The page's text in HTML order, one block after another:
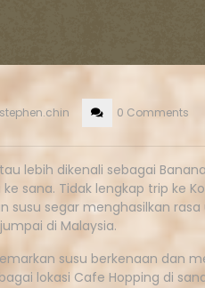
stephen.chin 0 Comments
lebih dikenali sebagai
sana. Tidak lengkap trip ke
susu segar menghasilkan
di Malaysia.
susu berkenaan dan
lokasi Cafe Hopping di